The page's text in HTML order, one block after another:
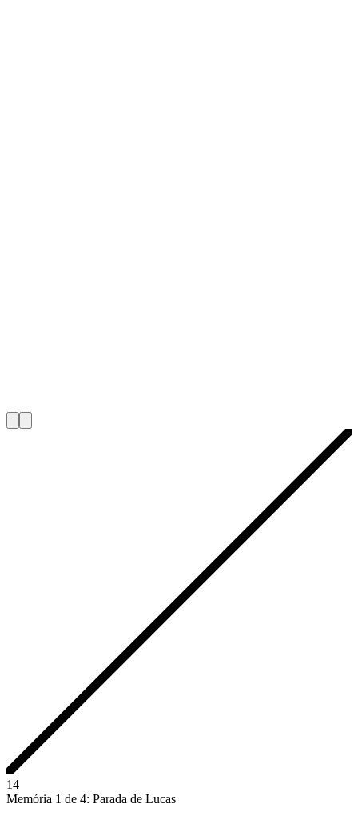
14
Memória 1 de 4: Parada de Lucas